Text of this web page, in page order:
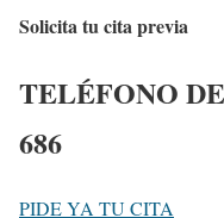
Solicita tu cita previa
TELÉFONO
686
PIDE YA TU CITA